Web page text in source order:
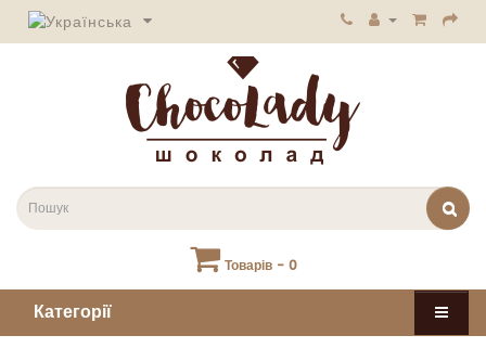
Товарів - 0
Категорії